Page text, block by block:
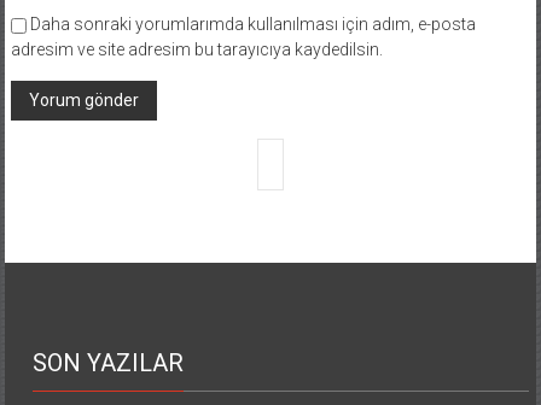
Daha sonraki yorumlarımda kullanılması için adım, e-posta
adresim ve site adresim bu tarayıcıya kaydedilsin.
SON YAZILAR